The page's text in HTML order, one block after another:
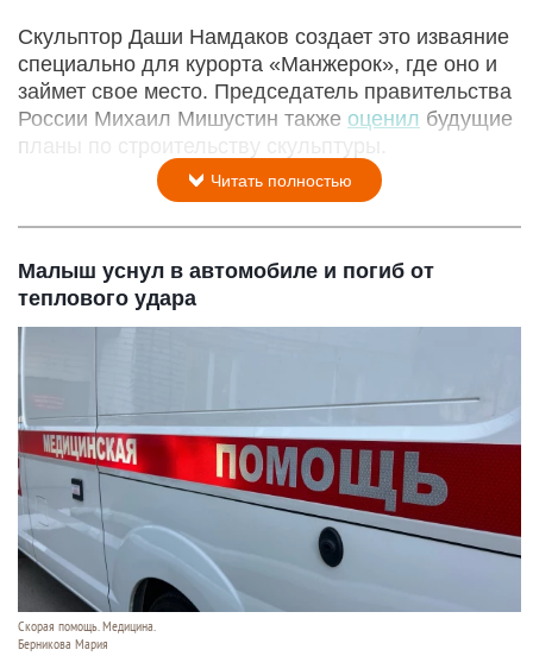
Скульптор Даши Намдаков создает это изваяние
специально для курорта «Манжерок», где оно и
займет свое место. Председатель правительства
России Михаил Мишустин также оценил будущие
планы по строительству скульптуры.
Читать полностью
Малыш уснул в автомобиле и погиб от
теплового удара
Скорая помощь. Медицина.
Берникова Мария